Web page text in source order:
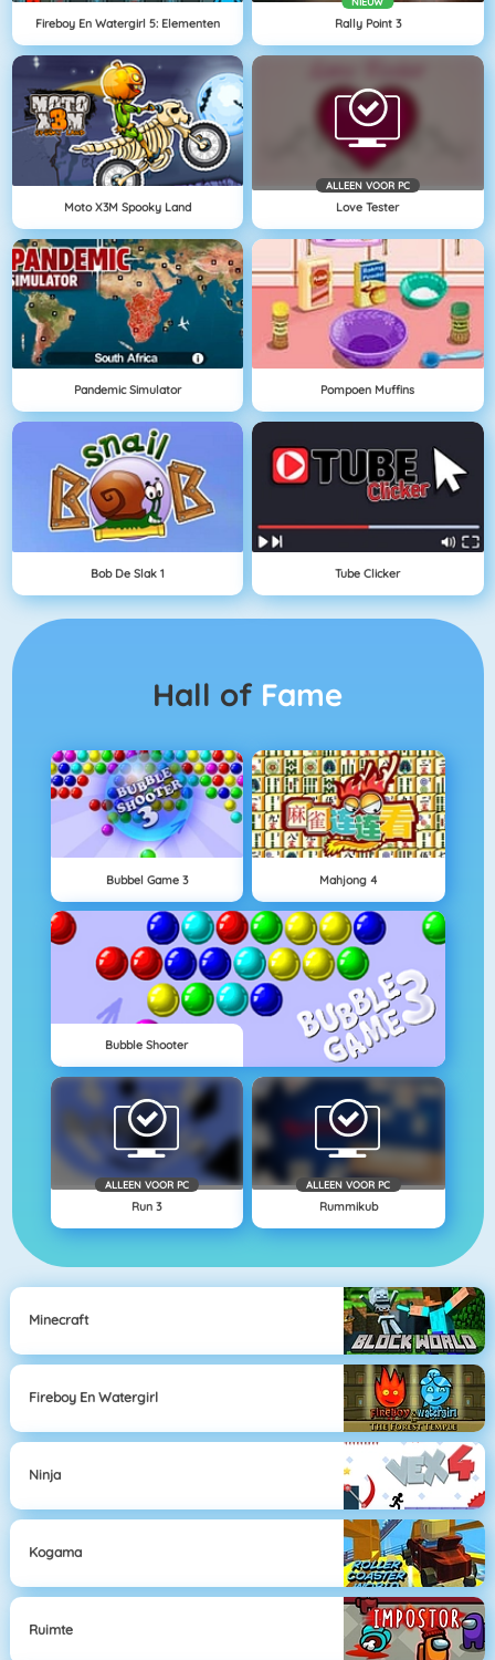
Fireboy En Watergirl 5: Elementen Rally Point 3
Moto X3M Spooky Land
ALLEEN VOOR PC
Love Tester
Pandemic Simulator Pompoen Muffins
Bob De Slak 1 Tube Clicker
Hall of Fame
Bubbel Game 3 Mahjong 4
Bubble Shooter
ALLEEN VOOR PC
Run 3
ALLEEN VOOR PC
Rummikub
Minecraft
Fireboy En Watergirl
Ninja
Kogama
Ruimte